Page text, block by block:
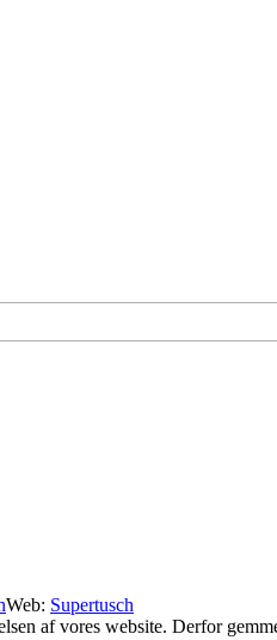
Web: Supertusch
af vores website. Derfor